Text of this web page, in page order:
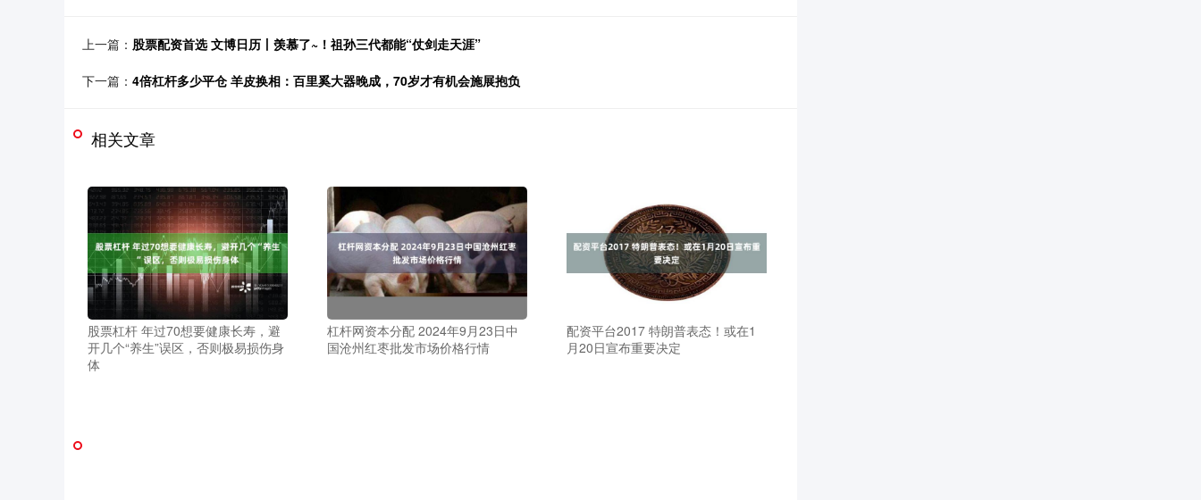
上一篇： 股票配资首选 文博日历丨羡慕了~！祖孙三代都能“仗剑走天涯”
下一篇： 4倍杠杆多少平仓 羊皮换相：百里奚大器晚成，70岁才有机会施展抱负
相关文章
股票杠杆 年过70想要健康长寿，避
开几个“养生”误区，否则极易损伤身
体
杠杆网资本分配 2024年9月23日中
国沧州红枣批发市场价格行情
配资平台2017 特朗普表态！或在1
月20日宣布重要决定